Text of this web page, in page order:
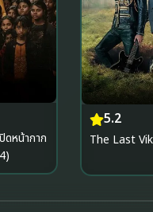
ดหน้ากาก
5.2
The Last